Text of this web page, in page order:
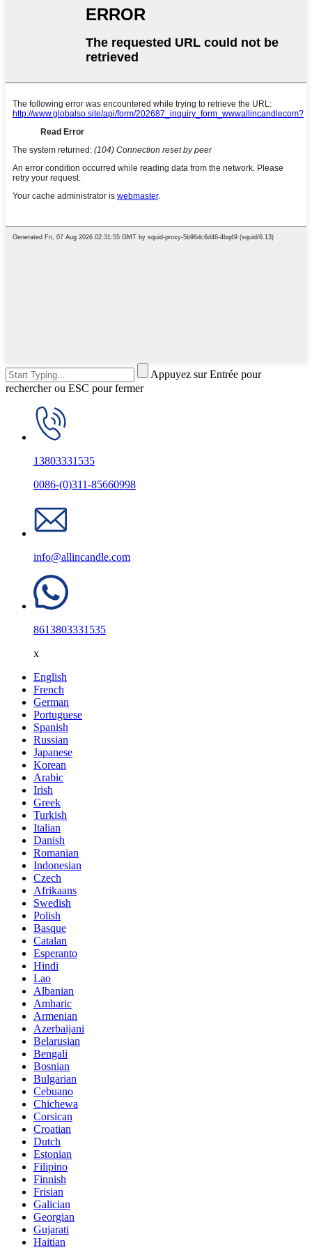
Appuyez sur Entrée pour
rechercher ou ESC pour fermer
13803331535
0086-(0)311-85660998
info@allincandle.com
8613803331535
x
English
French
German
Portuguese
Spanish
Russian
Japanese
Korean
Arabic
Irish
Greek
Turkish
Italian
Danish
Romanian
Indonesian
Czech
Afrikaans
Swedish
Polish
Basque
Catalan
Esperanto
Hindi
Lao
Albanian
Amharic
Armenian
Azerbaijani
Belarusian
Bengali
Bosnian
Bulgarian
Cebuano
Chichewa
Corsican
Croatian
Dutch
Estonian
Filipino
Finnish
Frisian
Galician
Georgian
Gujarati
Haitian